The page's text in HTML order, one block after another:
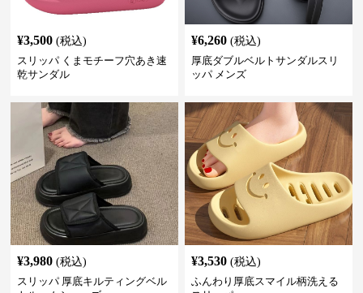
¥3,500 (税込)
スリッパ くまモチーフ穴あき速
乾サンダル
¥6,260 (税込)
厚底ダブルベルトサンダルスリ
ッパ メンズ
¥3,980 (税込)
スリッパ 厚底キルティングベル
¥3,530 (税込)
ふんわり厚底スマイル柄洗える